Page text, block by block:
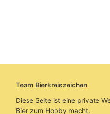
Team Bierkreiszeichen
Diese Seite ist eine private
Bier zum Hobby macht.